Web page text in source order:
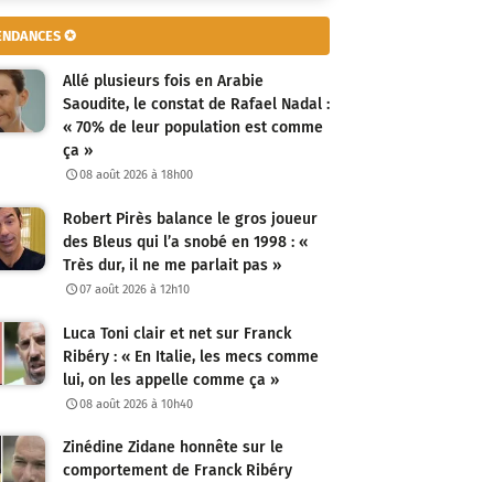
✪
Allé plusieurs fois en Arabie
Saoudite, le constat de Rafael Nadal :
« 70% de leur population est comme
ça »
08 août 2026 à 18h00
Robert Pirès balance le gros joueur
des Bleus qui l’a snobé en 1998 : «
Très dur, il ne me parlait pas »
07 août 2026 à 12h10
Luca Toni clair et net sur Franck
Ribéry : « En Italie, les mecs comme
lui, on les appelle comme ça »
08 août 2026 à 10h40
Zinédine Zidane honnête sur le
comportement de Franck Ribéry